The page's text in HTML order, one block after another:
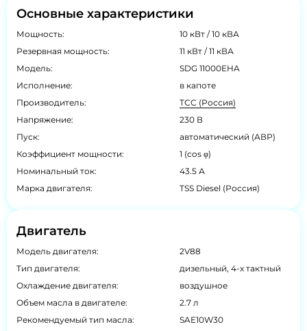
Основные характеристики
Мощность:
10 кВт / 10 кВА
Резервная мощность:
11 кВт / 11 кВА
Модель:
SDG 11000EHA
Исполнение:
в капоте
Производитель:
ТСС (Россия)
Напряжение:
230 В
Пуск:
автоматический (АВР)
Коэффициент мощности:
1 (cos φ)
Номинальный ток:
43.5 А
Марка двигателя:
TSS Diesel (Россия)
Двигатель
Модель двигателя:
2V88
Тип двигателя:
дизельный, 4-х тактный
Охлаждение двигателя:
воздушное
Объем масла в двигателе:
2.7 л
Рекомендуемый тип масла:
SAE10W30